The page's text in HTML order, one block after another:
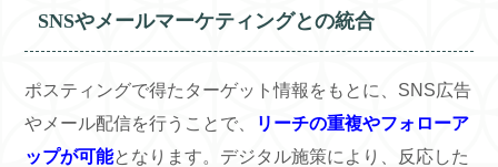
SNSやメールマーケティングとの統合
ポスティングで得たターゲット情報をもとに、SNS広告
やメール配信を行うことで、
リーチの重複やフォローア
ップが可能となります。デジタル施策により、反応した